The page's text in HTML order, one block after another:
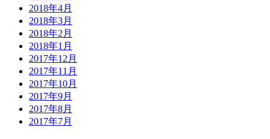
2018年4月
2018年3月
2018年2月
2018年1月
2017年12月
2017年11月
2017年10月
2017年9月
2017年8月
2017年7月